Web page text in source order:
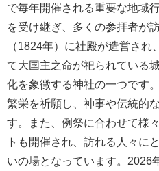
で毎年開催される重要な地域
を受け継ぎ、多くの参拝者が
（1824年）に社殿が造営さ
て大国主之命が祀られている
化を象徴する神社の一つです
繁栄を祈願し、神事や伝統的
す。また、例祭に合わせて様
トも開催され、訪れる人々に
いの場となっています。2026